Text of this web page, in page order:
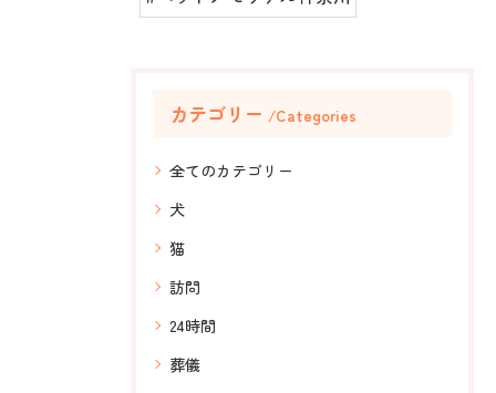
カテゴリー Categories
全てのカテゴリー
犬
猫
訪問
24時間
葬儀